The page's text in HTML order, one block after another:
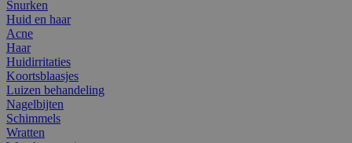
Snurken
Huid en haar
Acne
Haar
Huidirritaties
Koortsblaasjes
Luizen behandeling
Nagelbijten
Schimmels
Wratten